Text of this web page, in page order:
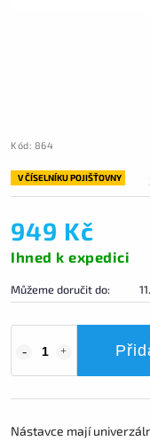
Kód: 864
V ČÍSELNÍKU POJIŠŤOVNY
949 Kč
Ihned k expedici
Můžeme doručit do:
Nástavce mají